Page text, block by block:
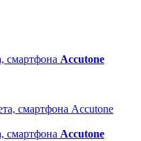
смартфона Accutone
смартфона Accutone